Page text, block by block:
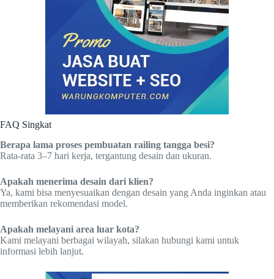
FAQ Singkat
Berapa lama proses pembuatan railing tangga besi?
Rata-rata 3–7 hari kerja, tergantung desain dan ukuran.
Apakah menerima desain dari klien?
Ya, kami bisa menyesuaikan dengan desain yang Anda inginkan atau
memberikan rekomendasi model.
Apakah melayani area luar kota?
Kami melayani berbagai wilayah, silakan hubungi kami untuk
informasi lebih lanjut.